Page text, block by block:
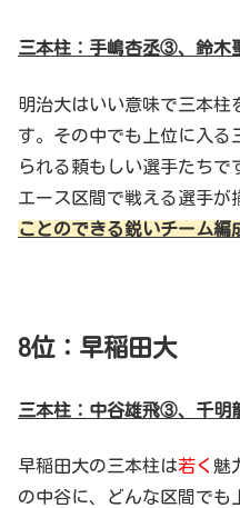
三本柱：手嶋杏丞③、鈴
明治大はいい意味で三本
す。その中でも上位に入る
られる頼もしい選手たち
エース区間で戦える選手が
ことのできる鋭いチーム編
8位：早稲田大
三本柱：中谷雄飛③、千
早稲田大の三本柱は若く 魅
の中谷に、どんな区間でも